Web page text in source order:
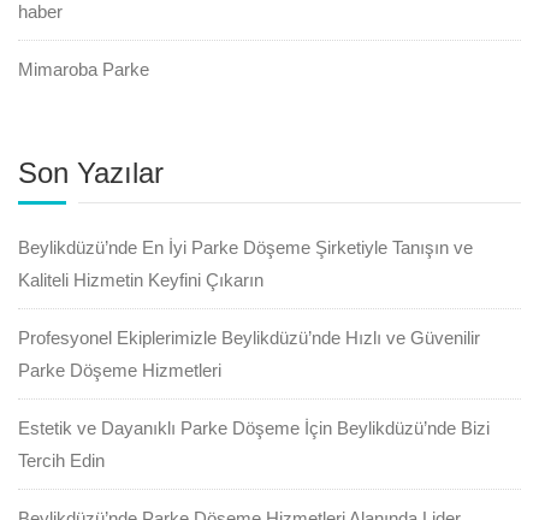
haber
Mimaroba Parke
Son Yazılar
Beylikdüzü’nde En İyi Parke Döşeme Şirketiyle Tanışın ve
Kaliteli Hizmetin Keyfini Çıkarın
Profesyonel Ekiplerimizle Beylikdüzü’nde Hızlı ve Güvenilir
Parke Döşeme Hizmetleri
Estetik ve Dayanıklı Parke Döşeme İçin Beylikdüzü’nde Bizi
Tercih Edin